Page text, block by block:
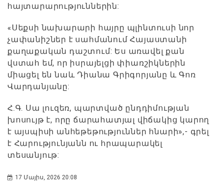
հայտարարություններին:
«Սեքսի նախարարի հայրը պլինտուսի նոր
չափանիշներ է սահմանում Հայաստանի
քաղաքական դաշտում: Ես առավել քան
վստահ եմ, որ իսրայելցի փիառշիկներին
միացել են նաև Դիանա Գրիգորյանը և Գոռ
Վարդանյանը:
Հ.Գ. Սա լուզեռ, պարտված ընդդիմության
խոսույթ է, որը ճարահատյալ վիճակից կարող
է այսպիսի անհեթեթություններ հնարի»,- գրել
է Հարությունյանն ու հրապարակել
տեսանյութ:
17 Մայիս, 2026 20:08